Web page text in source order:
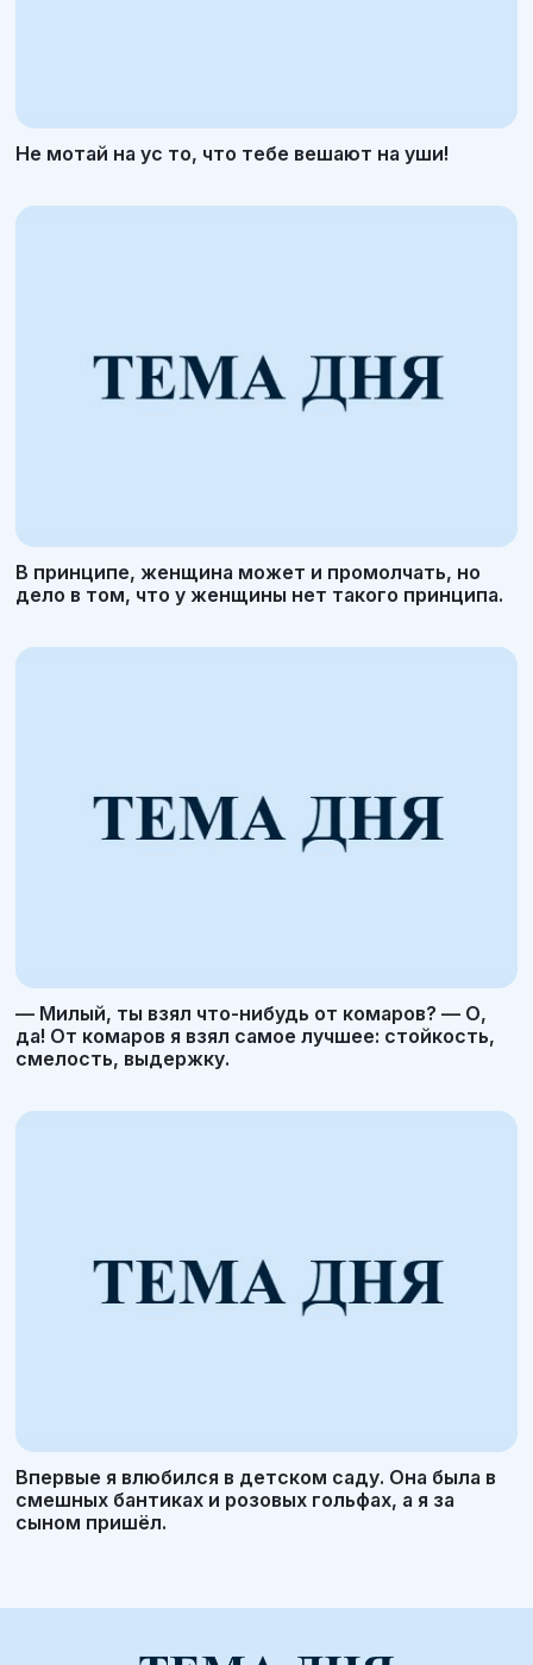
Не мотай на ус то, что тебе вешают на уши!
В принципе, женщина может и промолчать, но
дело в том, что у женщины нет такого принципа.
— Милый, ты взял что-нибудь от комаров? — О,
да! От комаров я взял самое лучшее: стойкость,
смелость, выдержку.
Впервые я влюбился в детском саду. Она была в
смешных бантиках и розовых гольфах, а я за
сыном пришёл.